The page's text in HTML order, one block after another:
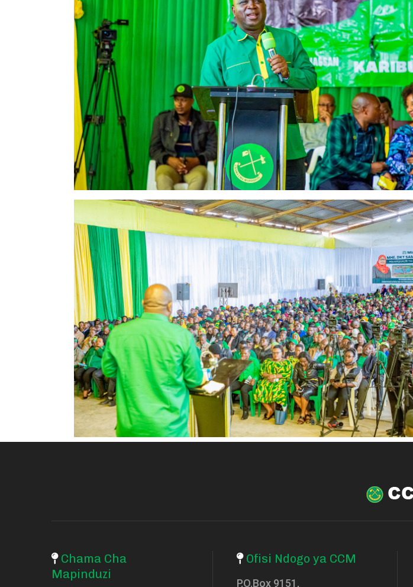
Chama Cha
Mapinduzi
Ofisi Ndogo ya CCM
P.O.Box 9151,